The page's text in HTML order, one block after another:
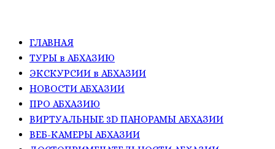
ГЛАВНАЯ
ТУРЫ в АБХАЗИЮ
ЭКСКУРСИИ в АБХАЗИИ
НОВОСТИ АБХАЗИИ
ПРО АБХАЗИЮ
ВИРТУАЛЬНЫЕ 3D ПАНОРАМЫ АБХАЗИИ
ВЕБ-КАМЕРЫ АБХАЗИИ